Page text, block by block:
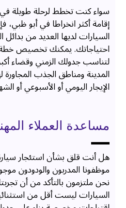
سواء كنت تخطط لرحلة طويلة في
إقامة أكثر انخراطا في أبو ظبي،
السيارات لديها العديد من بدائل
احتياجاتك. يمكنك تخصيص خطة
لتناسب جدولك الزمني وقضاء
المدينة ومناطق الجذب المجاورة
الإيجار اليومي أو الأسبوعي أو
مساعدة العملاء
هل أنت قلق بشأن استئجار
موظفونا المدربون والودودون
نحن ملتزمون بالتأكد من أن
السيارات ليست أقل من